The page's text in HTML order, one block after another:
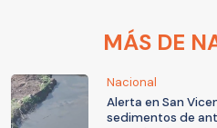
MÁS DE
Nacional
Alerta en San
sedimentos de